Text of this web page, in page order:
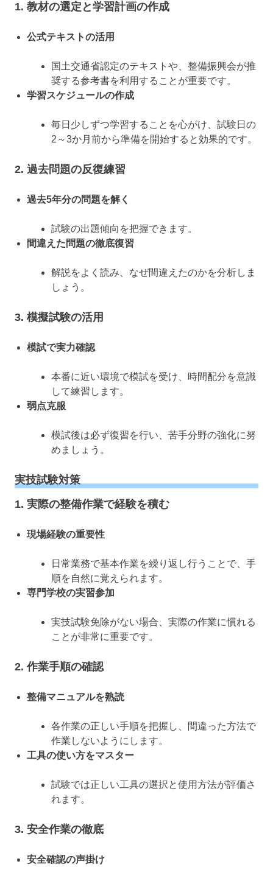
1. 教材の選定と学習計画の作成
公式テキストの活用
国土交通省認定のテキストや、整備振興会が推
奨する参考書を利用することが重要です。
学習スケジュールの作成
毎日少しずつ学習することを心がけ、試験日の
2～3か月前から準備を開始すると効果的です。
2. 過去問題の反復練習
過去5年分の問題を解く
試験の出題傾向を把握できます。
間違えた問題の徹底復習
解説をよく読み、なぜ間違えたのかを分析しま
しょう。
3. 模擬試験の活用
模試で実力確認
本番に近い環境で模試を受け、時間配分を意識
して練習します。
弱点克服
模試後は必ず復習を行い、苦手分野の強化に努
めましょう。
実技試験対策
1. 実際の整備作業で経験を積む
現場経験の重要性
日常業務で基本作業を繰り返し行うことで、手
順を自然に覚えられます。
専門学校の実習参加
実技試験免除がない場合、実際の作業に慣れる
ことが非常に重要です。
2. 作業手順の確認
整備マニュアルを熟読
各作業の正しい手順を把握し、間違った方法で
作業しないようにします。
工具の使い方をマスター
試験では正しい工具の選択と使用方法が評価さ
れます。
3. 安全作業の徹底
安全確認の声掛け